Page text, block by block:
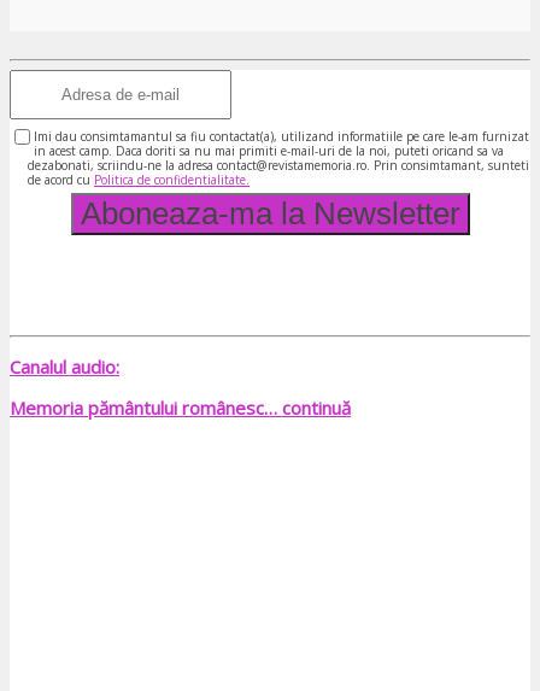
Imi dau consimtamantul sa fiu contactat(a), utilizand informatiile pe care le-am furnizat
in acest camp. Daca doriti sa nu mai primiti e-mail-uri de la noi, puteti oricand sa va
dezabonati, scriindu-ne la adresa contact@revistamemoria.ro. Prin consimtamant, sunteti
de acord cu Politica de confidentialitate.
Canalul audio:
Memoria pământului românesc… continuă